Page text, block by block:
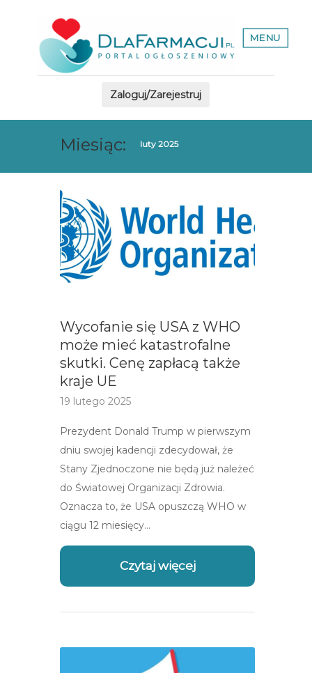
MENU
Zaloguj/Zarejestruj
Miesiąc: luty 2025
Wycofanie się USA z WHO
może mieć katastrofalne
skutki. Cenę zapłacą także
kraje UE
19 lutego 2025
Prezydent Donald Trump w pierwszym
dniu swojej kadencji zdecydował, że
Stany Zjednoczone nie będą już należeć
do Światowej Organizacji Zdrowia.
Oznacza to, że USA opuszczą WHO w
ciągu 12 miesięcy…
Czytaj więcej